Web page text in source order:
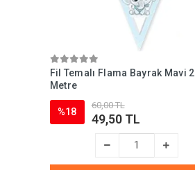
Fil Temalı Flama Bayrak Mavi 2
Metre
%18
60,00 TL
49,50 TL